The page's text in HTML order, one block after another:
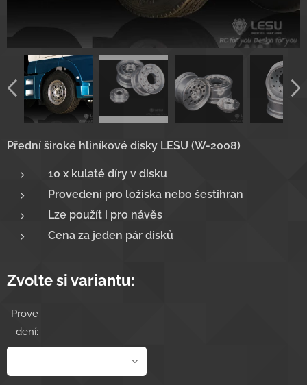
Přední široké hliníkové disky LESU (W-2008)
10 x kulaté díry v disku
Provedení pro ložiska nebo šestihran
Lze použít i pro návěs
Cena za jeden pár disků
Zvolte si variantu:
Prove
dení: